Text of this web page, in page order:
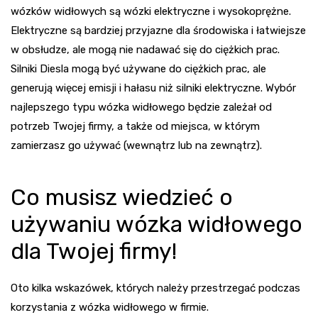
wózków widłowych są wózki elektryczne i wysokoprężne.
Elektryczne są bardziej przyjazne dla środowiska i łatwiejsze
w obsłudze, ale mogą nie nadawać się do ciężkich prac.
Silniki Diesla mogą być używane do ciężkich prac, ale
generują więcej emisji i hałasu niż silniki elektryczne. Wybór
najlepszego typu wózka widłowego będzie zależał od
potrzeb Twojej firmy, a także od miejsca, w którym
zamierzasz go używać (wewnątrz lub na zewnątrz).
Co musisz wiedzieć o
używaniu wózka widłowego
dla Twojej firmy!
Oto kilka wskazówek, których należy przestrzegać podczas
korzystania z wózka widłowego w firmie.